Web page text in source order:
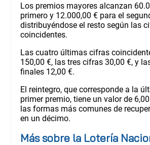
Los premios mayores alcanzan
primero y 12.000,00 € para el
distribuyéndose el resto según las
coincidentes.
Las cuatro últimas cifras
150,00 €, las tres cifras 30,00 €, y
finales 12,00 €.
El reintegro, que corresponde a la
primer premio, tiene un valor de
las formas más comunes de
en un décimo.
Más sobre la Lotería